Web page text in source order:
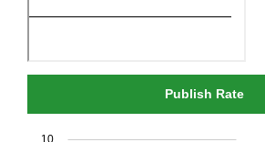
Publish Rate